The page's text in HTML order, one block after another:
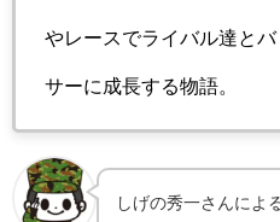
やレースでライバル達と
サーに成長する物語。
しげの秀一さんによ